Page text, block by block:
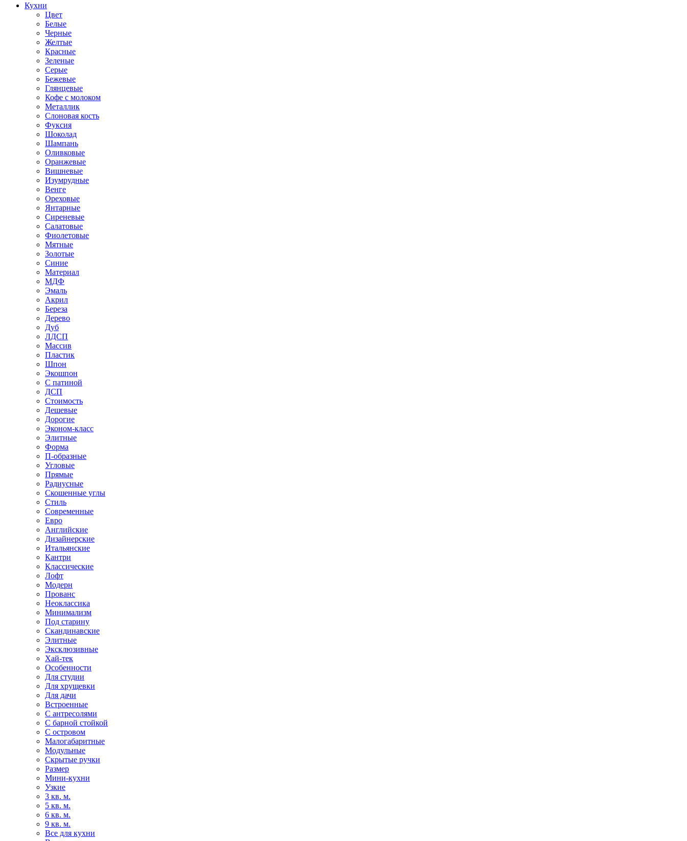
Кухни
Цвет
Белые
Черные
Желтые
Красные
Зеленые
Серые
Бежевые
Глянцевые
Кофе с молоком
Металлик
Слоновая кость
Фуксия
Шоколад
Шампань
Оливковые
Оранжевые
Вишневые
Изумрудные
Венге
Ореховые
Янтарные
Сиреневые
Салатовые
Фиолетовые
Мятные
Золотые
Синие
Материал
МДФ
Эмаль
Акрил
Береза
Дерево
Дуб
ЛДСП
Массив
Пластик
Шпон
Экошпон
С патиной
ДСП
Стоимость
Дешевые
Дорогие
Эконом-класс
Элитные
Форма
П-образные
Угловые
Прямые
Радиусные
Скошенные углы
Стиль
Современные
Евро
Английские
Дизайнерские
Итальянские
Кантри
Классические
Лофт
Модерн
Прованс
Неоклассика
Минимализм
Под старину
Скандинавские
Элитные
Эксклюзивные
Хай-тек
Особенности
Для студии
Для хрущевки
Для дачи
Встроенные
С антресолями
С барной стойкой
С островом
Малогабаритные
Модульные
Скрытые ручки
Размер
Мини-кухни
Узкие
3 кв. м.
5 кв. м.
6 кв. м.
9 кв. м.
Все для кухни